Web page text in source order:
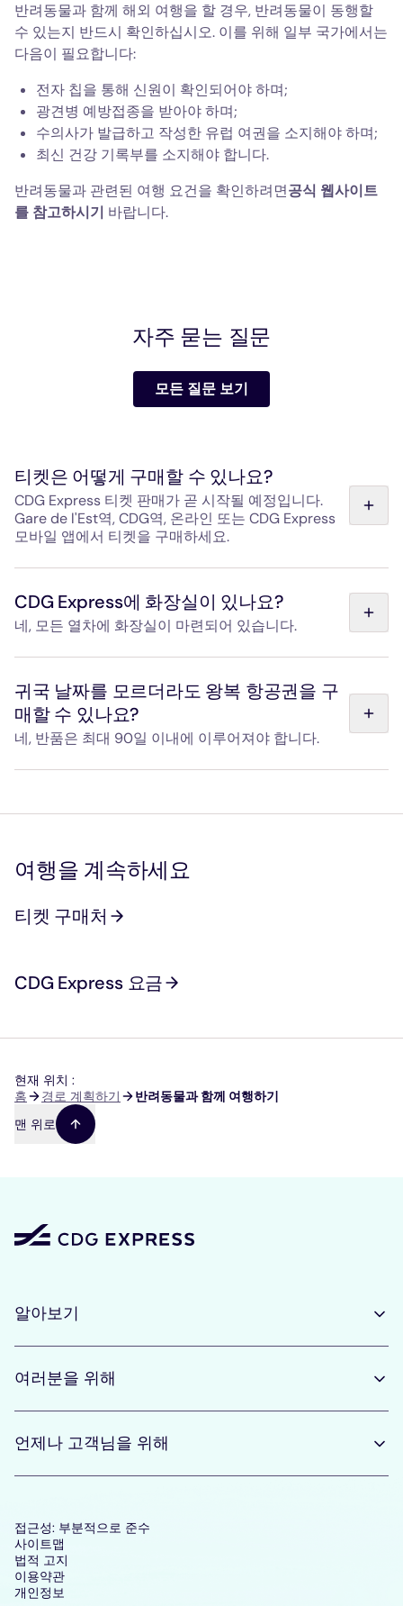
반려동물과 함께 해외 여행을 할 경우, 반려동물이 동행할
수 있는지 반드시 확인하십시오. 이를 위해 일부 국가에서는
다음이 필요합니다:
전자 칩을 통해 신원이 확인되어야 하며;
광견병 예방접종을 받아야 하며;
수의사가 발급하고 작성한 유럽 여권을 소지해야 하며;
최신 건강 기록부를 소지해야 합니다.
반려동물과 관련된 여행 요건을 확인하려면공식 웹사이트
를 참고하시기 바랍니다.
자주 묻는 질문
모든 질문 보기
티켓은 어떻게 구매할 수 있나요?
CDG Express 티켓 판매가 곧 시작될 예정입니다.
Gare de l'Est역, CDG역, 온라인 또는 CDG Express
모바일 앱에서 티켓을 구매하세요.
이먼트(Open Payment) 키오스크 및 결제 단말기를 갖춘
안내 데스크를 이용하실 수 있습니다.
Apple Pay, Google Pay, 일부 ATM에서는 현금(€)도 이용
가능합니다.
온라인: 당사 웹사이트 또는 모바일 앱에서 이용 가능합니
다.
CDG Express에 화장실이 있나요?
네, 모든 열차에 화장실이 마련되어 있습니다.
누 디스펜서, 손 건조기, 쓰레기통, 비상 호출 버튼이 마련되
어 있습니다. 내부에는 접이식 기저귀 교환대가 있습니다.
화장실은 휠체어 이용객도 이용하실 수 있습니다.
귀국 날짜를 모르더라도 왕복 항공권을 구
매할 수 있나요?
네, 반품은 최대 90일 이내에 이루어져야 합니다.
여행을 계속하세요
티켓 구매처
CDG Express 요금
현재 위치 :
이
경
홈 경로 계획하기
반려동물과 함께 여행하기
맨 위로
알아보기
여러분을 위해
언제나 고객님을 위해
접근성: 부분적으로 준수
사이트맵
법적 고지
이용약관
개인정보